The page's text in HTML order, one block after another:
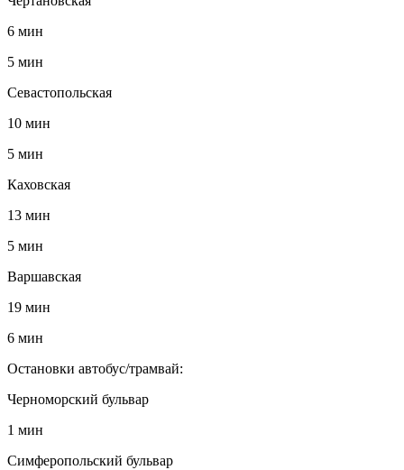
6 мин
5 мин
Севастопольская
10 мин
5 мин
Каховская
13 мин
5 мин
Варшавская
19 мин
6 мин
Остановки автобус/трамвай:
Черноморский бульвар
1 мин
Симферопольский бульвар